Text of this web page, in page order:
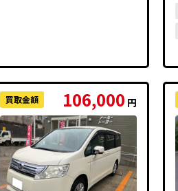
買取金額 106,000 円